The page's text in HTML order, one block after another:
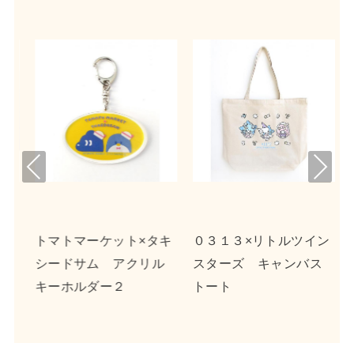
０３１３×リトルツイン
スターズ キャンバス
トート
ｎｓｎ×ポチャッコ ア
クリルキーホルダー２
Pre
Nex